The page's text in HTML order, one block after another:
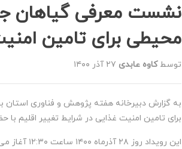
نشست معرفی گیاهان
محیطی برای تامین
توسطکاوه عابدی ۲۷ آذر ۱۴۰۰
به گزارش دبیرخانه هفته پژوهش و فناوری
برای تامین امنیت غذایی در شرایط تغییر اقلیم
این رویداد روز ۲۸ آذرماه ۱۴۰۰ ساعت ۱۲:۳۰ آغاز می‌شود.